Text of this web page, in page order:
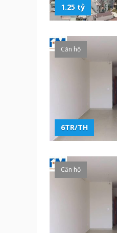
1.25 tỷ
Căn hộ
6TR/TH
Căn hộ